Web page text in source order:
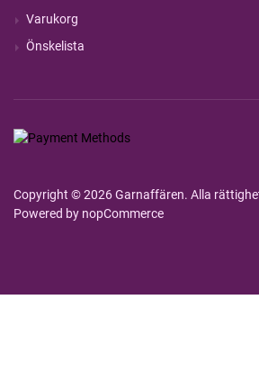
Varukorg
Önskelista
Copyright © 2026 Garnaffären. Alla
Powered by nopCommerce